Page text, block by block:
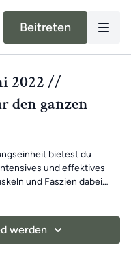
Beitreten
2022 //
ganzen
bietest du
und effektives
und Faszien dabei
von drei
(Medi-Rolle,
werden